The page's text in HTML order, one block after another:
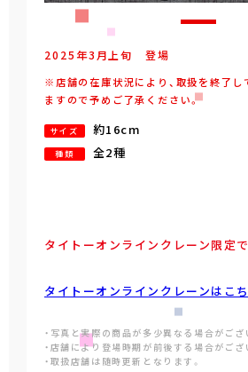
2025年3 月 上旬 登場
※店舗の在庫状況により、取扱を終了し
ますので予めご了承ください。
サイズ 約16cm
種類 全2種
タイトーオンラインクレーン限定
タイトーオンラインクレーンはこ
・写真と実際の商品が多少異なる場合がござ
・店舗により登場時期が前後する場合がござ
・取扱店舗は随時更新となります。